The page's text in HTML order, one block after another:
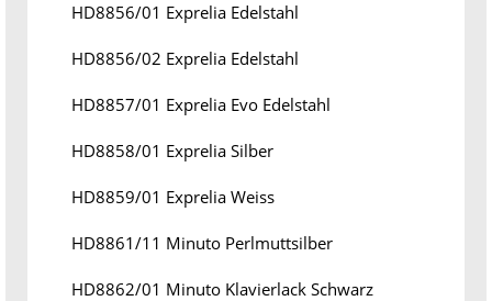
HD8856/01 Exprelia Edelstahl
HD8856/02 Exprelia Edelstahl
HD8857/01 Exprelia Evo Edelstahl
HD8858/01 Exprelia Silber
HD8859/01 Exprelia Weiss
HD8861/11 Minuto Perlmuttsilber
HD8862/01 Minuto Klavierlack Schwarz